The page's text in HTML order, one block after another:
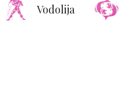
Vodolija